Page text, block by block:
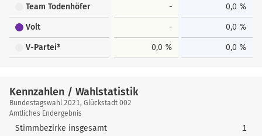
Team Todenhöfer - 0,0 %
Volt - 0,0 %
V-Partei³ 0,0 % 0,0 %
Kennzahlen / Wahlstatistik
Kennzahlen
/
Wahlstatistik
Bundestagswahl 2021, Glückstadt 002
Amtliches Endergebnis
Stimmbezirke insgesamt 1